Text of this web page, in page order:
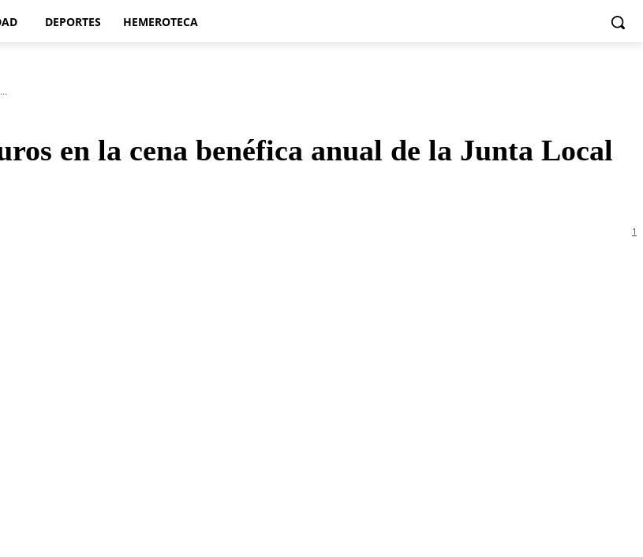
DEPORTES HEMEROTECA
en la cena benéfica anual de la Junta Local
1